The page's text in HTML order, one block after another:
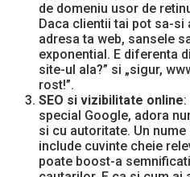
de domeniu usor de
Daca clientii tai pot sa-si
adresa ta web, sansele
exponential. E diferenta
site-ul ala?” si „sigur,
rost!”.
SEO si vizibilitate online
special Google, adora
si cu autoritate. Un
include cuvinte cheie
poate boost-a